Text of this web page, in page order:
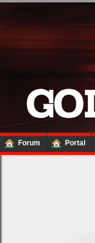
Forum Portal